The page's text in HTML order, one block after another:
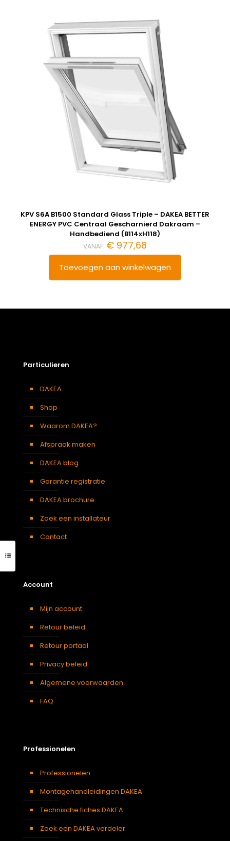
KPV S6A B1500 Standard Glass Triple – DAKEA BETTER
ENERGY PVC Centraal Gescharnierd Dakraam –
Handbediend (B114xH118)
VANAF: € 977,68
Toevoegen aan winkelwagen
Particulieren
DAKEA
Shop
Waarom DAKEA?
Afspraak maken
DAKEA blog
Garantie registratie
DAKEA brochure
Zoek een installateur
Contact
Account
Mijn account
Retour beleid
Retour portaal
Privacy beleid
Algemene voorwaarden
FAQ
Professionelen
Professionelen
Montagehandleidingen DAKEA
Technische fiches DAKEA
Zoek een DAKEA verdeler